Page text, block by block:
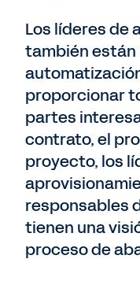
Los líderes de
también están
proporcionar
partes
contrato, el
proyecto, los
responsables
tienen una
proceso de